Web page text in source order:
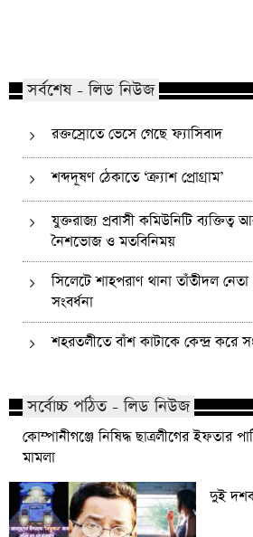
সর্বশেষ - লিড নিউজ
রক্তস্রোতে ভেসে গেছে ফ্যাসিবাদ
শব্দদূষণ ঠেকাতে ‘ক্র্যাশ প্রোগ্রাম’
যুক্তরাজ্য প্রবাসী কমিউনিটি
নৈশভোজ ও মতবিনিময়
সিলেটে শাহপরাণ থানা তাঁতীদল নেতা
সংবর্ধনা
শহরতলীতে বাঁশ কাটাকে কেন্দ্র করে
সর্বোচ্চ পঠিত - লিড নিউজ
কোম্পানীগঞ্জে নিষিদ্ধ ছাত্রলীগের ইফতার
মামলা
দুই দশক